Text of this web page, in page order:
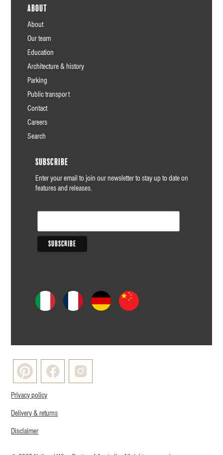
About
About
Our team
Education
Architecture & history
Parking
Public transport
Contact
Careers
Search
Subscribe
Enter your email to join our newsletter to stay up to date on
features and releases.
Privacy policy
Delivery & returns
Disclaimer